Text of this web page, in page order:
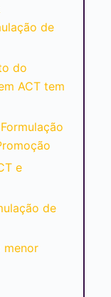
de
do
ACT tem
e
de
menor